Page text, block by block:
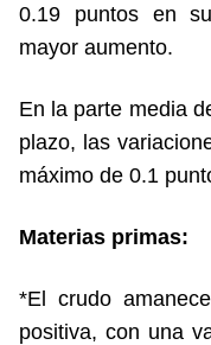
0.19 puntos en
mayor aumento.
En la parte media
plazo, las
máximo de 0.1
Materias primas:
*El crudo
positiva, con una